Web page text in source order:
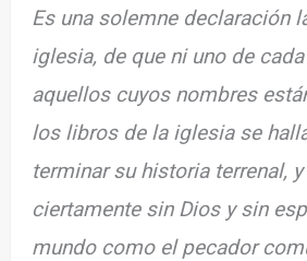
Es una solemne declaración
iglesia, de que ni uno de
aquellos cuyos nombres
los libros de la iglesia se
terminar su historia terrenal,
ciertamente sin Dios y sin
mundo como el pecador